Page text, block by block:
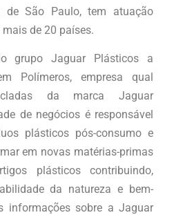
de São Paulo, tem atuação
de 20 países.
grupo Jaguar Plásticos a
Polímeros, empresa qual
da marca Jaguar
de negócios é responsável
plásticos pós-consumo e
em novas matérias-primas
plásticos contribuindo,
da natureza e bem-
informações sobre a Jaguar